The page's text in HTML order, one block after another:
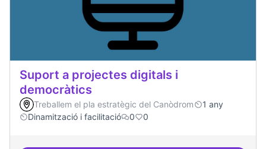
Suport a projectes digitals i
democràtics
Treballem el pla estratègic del Canòdrom
1 any
Dinamització i facilitació
0 0